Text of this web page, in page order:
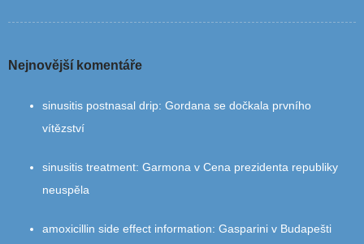
Nejnovější komentáře
sinusitis postnasal drip: Gordana se dočkala prvního
vítězství
sinusitis treatment: Garmona v Cena prezidenta republiky
neuspěla
amoxicillin side effect information: Gasparini v Budapešti